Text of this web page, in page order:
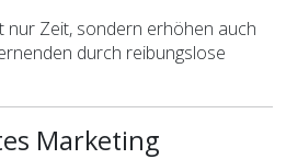
nur Zeit, sondern erhöhen auch
durch reibungslose
Marketing